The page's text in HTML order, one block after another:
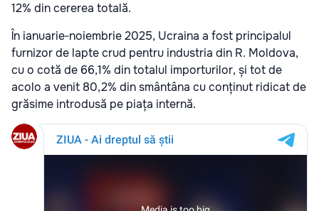
12% din cererea totală.
În ianuarie‑noiembrie 2025, Ucraina a fost principalul
furnizor de lapte crud pentru industria din R. Moldova,
cu o cotă de 66,1% din totalul importurilor, și tot de
acolo a venit 80,2% din smântâna cu conținut ridicat de
grăsime introdusă pe piața internă.